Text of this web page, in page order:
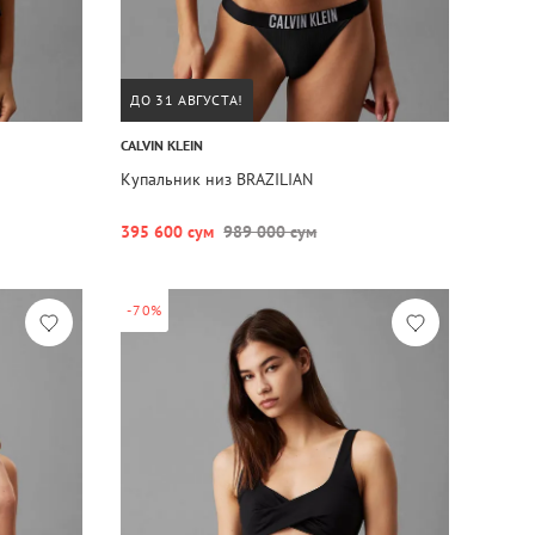
ДО 31 АВГУСТА!
CALVIN KLEIN
Купальник низ BRAZILIAN
395 600 сум 989 000 сум
-70%